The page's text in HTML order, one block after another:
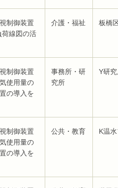
制御装置
線図の活
介護・福祉 板橋
制御装置
使用量の
の導入を
事務所・研
究所
Y研
制御装置
使用量の
の導入を
公共・教育 K温